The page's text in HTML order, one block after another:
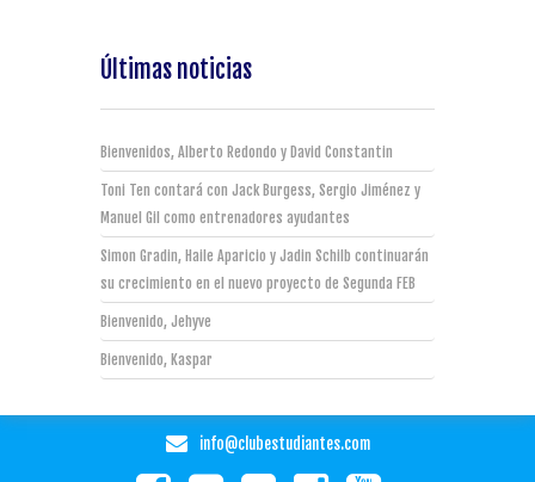
Últimas noticias
Bienvenidos, Alberto Redondo y David Constantin
Toni Ten contará con Jack Burgess, Sergio Jiménez y
Manuel Gil como entrenadores ayudantes
Simon Gradin, Haile Aparicio y Jadin Schilb continuarán
su crecimiento en el nuevo proyecto de Segunda FEB
Bienvenido, Jehyve
Bienvenido, Kaspar
info@clubestudiantes.com